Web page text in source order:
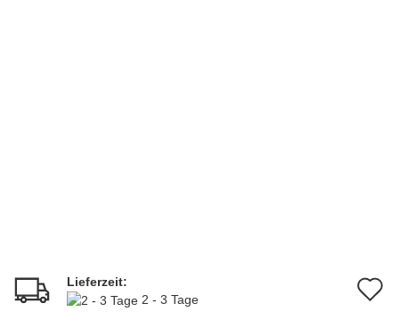
Lieferzeit:
2 - 3 Tage